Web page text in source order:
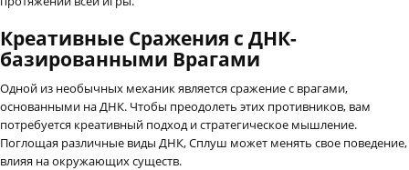
Креативные Сражения с ДНК-
базированными Врагами
Одной из необычных механик является сражение с врагами,
основанными на ДНК. Чтобы преодолеть этих противников, вам
потребуется креативный подход и стратегическое мышление.
Поглощая различные виды ДНК, Сплуш может менять свое поведение,
влияя на окружающих существ.